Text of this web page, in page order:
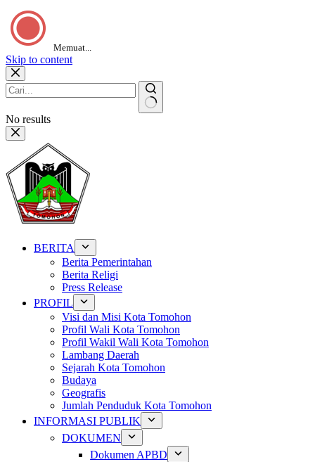
Memuat...
Skip to content
No results
BERITA
Berita Pemerintahan
Berita Religi
Press Release
PROFIL
Visi dan Misi Kota Tomohon
Profil Wali Kota Tomohon
Profil Wakil Wali Kota Tomohon
Lambang Daerah
Sejarah Kota Tomohon
Budaya
Geografis
Jumlah Penduduk Kota Tomohon
INFORMASI PUBLIK
DOKUMEN
Dokumen APBD